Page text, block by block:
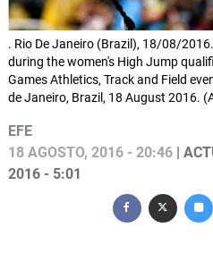
. Rio De Janeiro (Brazil), 18/08/
during the women's High Jump
Games Athletics, Track and Field
de Janeiro, Brazil, 18 August 2016.
EFE
18 AGOSTO, 2016 - 20:46 |
2016 - 5:01